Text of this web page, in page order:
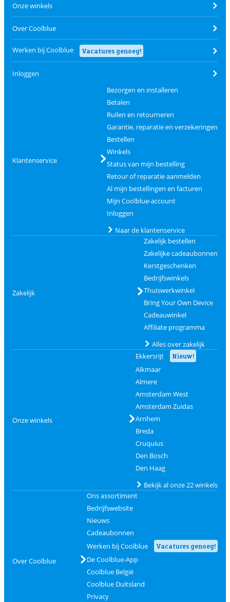
Onze winkels
Over Coolblue
Werken bij Coolblue Vacatures genoeg!
Inloggen
Klantenservice
Bezorgen en installeren
Betalen
Ruilen en retourneren
Garantie, reparatie en verzekeringen
Bestellen
Winkels
Status van mijn bestelling
Retour of reparatie aanmelden
Al mijn bestellingen en facturen
Mijn Coolblue-account
Inloggen
Naar de klantenservice
Zakelijk
Zakelijk bestellen
Zakelijke cadeaubonnen
Kerstgeschenken
Bedrijfswinkels
Thuiswerkwinkel
Bring Your Own Device
Cadeauwinkel
Affiliate programma
Alles over zakelijk
Onze winkels
Ekkersrijt Nieuw!
Alkmaar
Almere
Amsterdam West
Amsterdam Zuidas
Arnhem
Breda
Cruquius
Den Bosch
Den Haag
Bekijk al onze 22 winkels
Over Coolblue
Ons assortiment
Bedrijfswebsite
Nieuws
Cadeaubonnen
Werken bij Coolblue
Vacatures genoeg!
De Coolblue-App
Coolblue België
Coolblue Duitsland
Privacy